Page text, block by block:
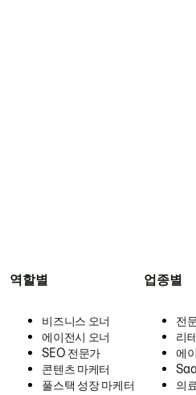
역할별
비즈니스 오너
에이전시 오너
SEO 전문가
콘텐츠 마케터
풀스택 성장 마케터
업종별
전
리
에
의료